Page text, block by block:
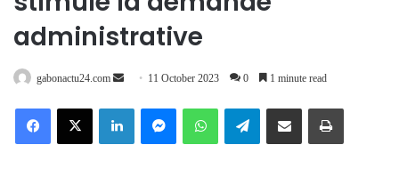
administrative
gabonactu24.com
Send 11 October 2023 0 1 minute read
FacebookX LinkedInMessengerWhatsAppTelegramShare via Email Print